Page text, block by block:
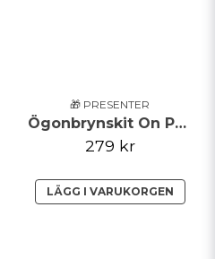
🎁 PRESENTER
Ögonbrynskit On Point
279 kr
LÄGG I VARUKORGEN